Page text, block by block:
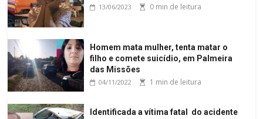
13/06/2023 0 min de leitura
Homem mata mulher, tenta matar o
filho e comete suicídio, em Palmeira
das Missões
04/11/2022 1 min de leitura
Identificada a vítima fatal do acidente